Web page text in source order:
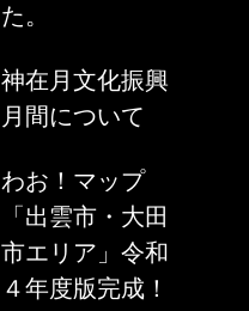
た。
神在月文化振興
月間について
わお！マップ
「出雲市・大田
市エリア」令和
４年度版完成！